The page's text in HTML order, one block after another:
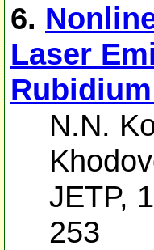
6.
Laser
N.N.
JETP,
253